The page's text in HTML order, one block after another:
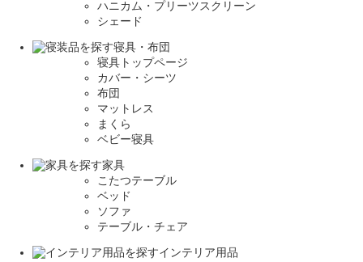
ハニカム・プリーツスクリーン
シェード
寝具・布団
寝具トップページ
カバー・シーツ
布団
マットレス
まくら
ベビー寝具
家具
こたつテーブル
ベッド
ソファ
テーブル・チェア
インテリア用品